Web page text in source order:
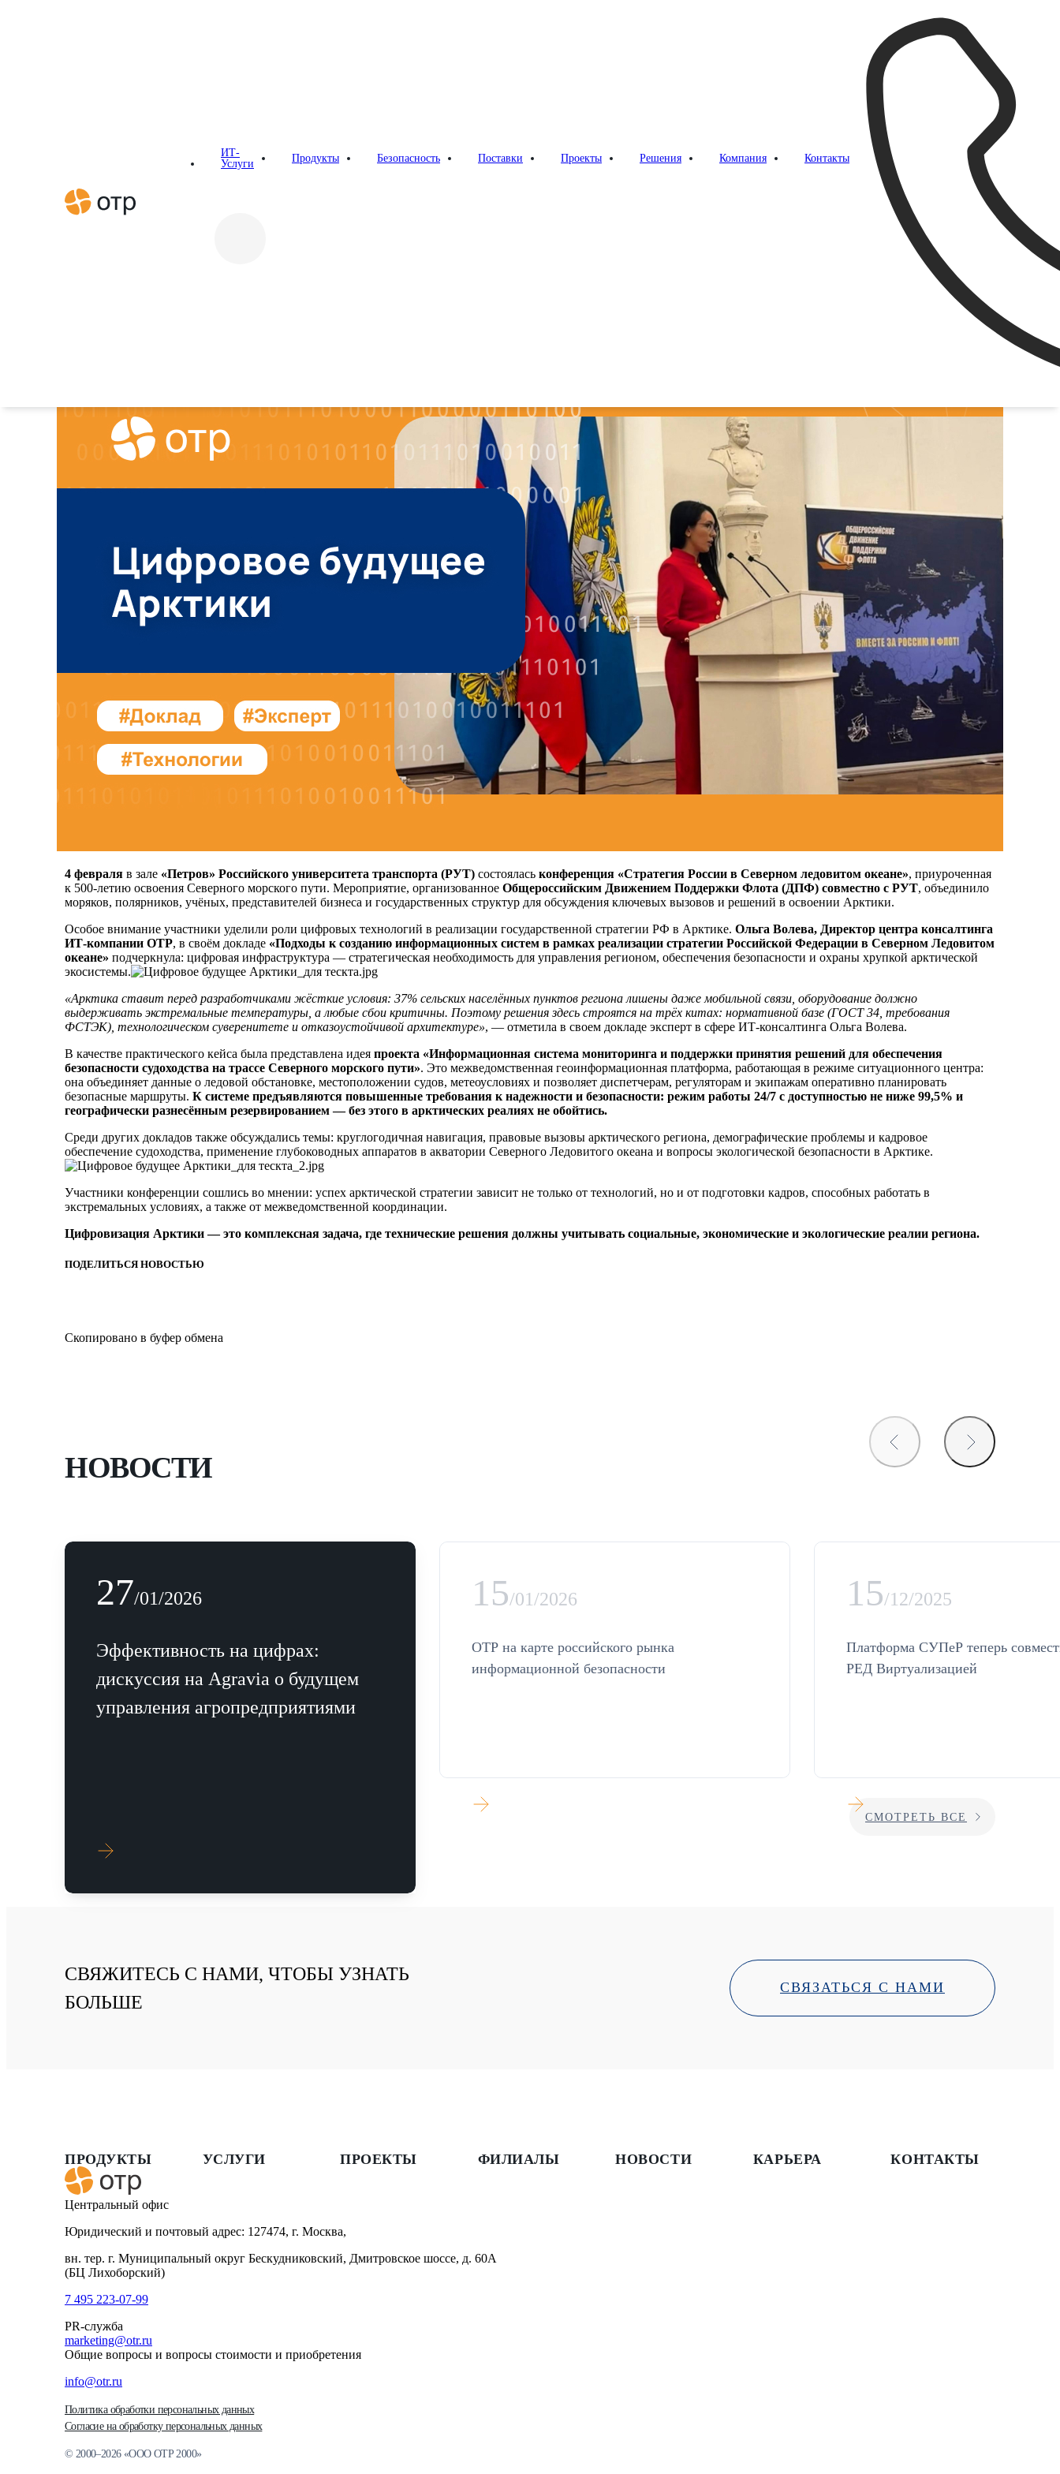
ИТ-
Услуги
Продукты Безопасность Поставки Проекты Решения Компания Контакты
4 февраля в зале «Петров» Российского университета транспорта (РУТ) состоялась конференция «Стратегия России в Северном ледовитом океане», приуроченная
к 500-летию освоения Северного морского пути. Мероприятие, организованное Общероссийским Движением Поддержки Флота (ДПФ) совместно с РУТ, объединило
моряков, полярников, учёных, представителей бизнеса и государственных структур для обсуждения ключевых вызовов и решений в освоении Арктики.
Особое внимание участники уделили роли цифровых технологий в реализации государственной стратегии РФ в Арктике. Ольга Волева, Директор центра консалтинга
ИТ-компании ОТР, в своём докладе «Подходы к созданию информационных систем в рамках реализации стратегии Российской Федерации в Северном Ледовитом
океане» подчеркнула: цифровая инфраструктура — стратегическая необходимость для управления регионом, обеспечения безопасности и охраны хрупкой арктической
экосистемы.
«Арктика ставит перед разработчиками жёсткие условия: 37% сельских населённых пунктов региона лишены даже мобильной связи, оборудование должно
выдерживать экстремальные температуры, а любые сбои критичны. Поэтому решения здесь строятся на трёх китах: нормативной базе (ГОСТ 34, требования
ФСТЭК), технологическом суверенитете и отказоустойчивой архитектуре», — отметила в своем докладе эксперт в сфере ИТ-консалтинга Ольга Волева.
В качестве практического кейса была представлена идея проекта «Информационная система мониторинга и поддержки принятия решений для обеспечения
безопасности судоходства на трассе Северного морского пути». Это межведомственная геоинформационная платформа, работающая в режиме ситуационного центра:
она объединяет данные о ледовой обстановке, местоположении судов, метеоусловиях и позволяет диспетчерам, регуляторам и экипажам оперативно планировать
безопасные маршруты. К системе предъявляются повышенные требования к надежности и безопасности: режим работы 24/7 с доступностью не ниже 99,5% и
географически разнесённым резервированием — без этого в арктических реалиях не обойтись.
Среди других докладов также обсуждались темы: круглогодичная навигация, правовые вызовы арктического региона, демографические проблемы и кадровое
обеспечение судоходства, применение глубоководных аппаратов в акватории Северного Ледовитого океана и вопросы экологической безопасности в Арктике.
Участники конференции сошлись во мнении: успех арктической стратегии зависит не только от технологий, но и от подготовки кадров, способных работать в
экстремальных условиях, а также от межведомственной координации.
Цифровизация Арктики — это комплексная задача, где технические решения должны учитывать социальные, экономические и экологические реалии региона.
ПОДЕЛИТЬСЯ НОВОСТЬЮ
Скопировано в буфер обмена
НОВОСТИ
27/01/2026
Эффективность на цифрах: дискуссия на
агропредприятиями
15/01/2026
ОТР на карте российского рынка
информационной безопасности
УЗНАТЬ БОЛЬШЕ
15/12/2025
Платформа СУПеР теперь
РЕД Виртуализацией
УЗНАТЬ БОЛЬШЕ
27/01/2026
Эффективность на цифрах:
дискуссия на Agravia о будущем
управления агропредприятиями
УЗНАТЬ БОЛЬШЕ
СМОТРЕТЬ ВСЕ
СВЯЖИТЕСЬ С НАМИ, ЧТОБЫ УЗНАТЬ
БОЛЬШЕ
СВЯЗАТЬСЯ С НАМИ
ПРОДУКТЫ УСЛУГИ ПРОЕКТЫ ФИЛИАЛЫ НОВОСТИ КАРЬЕРА КОНТАКТЫ
Центральный офис
Юридический и почтовый адрес: 127474, г. Москва,
вн. тер. г. Муниципальный округ Бескудниковский, Дмитровское шоссе, д. 60А
(БЦ Лихоборский)
7 495 223-07-99
PR-служба
marketing@otr.ru
Общие вопросы и вопросы стоимости и приобретения
info@otr.ru
Политика обработки персональных данных
Согласие на обработку персональных данных
© 2000–2026 «ООО ОТР 2000»